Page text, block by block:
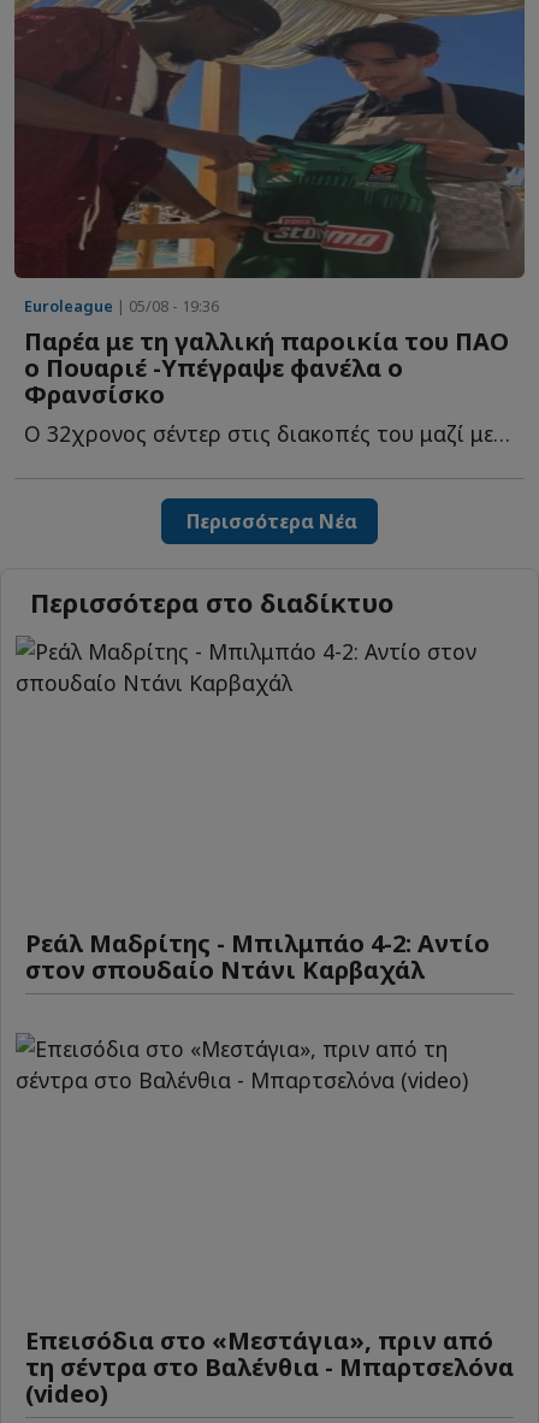
Euroleague | 05/08 - 19:36
Παρέα με τη γαλλική παροικία του ΠΑΟ
ο Πουαριέ -Υπέγραψε φανέλα ο
Φρανσίσκo
Ο 32χρονος σέντερ στις διακοπές του μαζί με τους συμπατριώτες τ...
Περισσότερα Νέα
Περισσότερα στο διαδίκτυο
Ρεάλ Μαδρίτης - Μπιλμπάο 4-2: Αντίο
στον σπουδαίο Ντάνι Καρβαχάλ
Επεισόδια στο «Μεστάγια», πριν από
τη σέντρα στο Βαλένθια - Μπαρτσελόνα
(video)